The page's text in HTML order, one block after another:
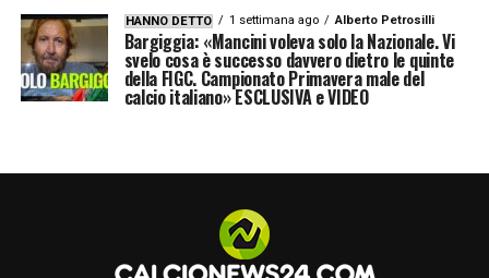
HANNO DETTO 1 settimana ago Alberto Petrosilli
Bargiggia: «Mancini voleva solo la Nazionale. Vi
svelo cosa è successo davvero dietro le quinte
della FIGC. Campionato Primavera male del
calcio italiano» ESCLUSIVA e VIDEO